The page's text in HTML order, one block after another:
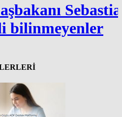
bilinmeyenler